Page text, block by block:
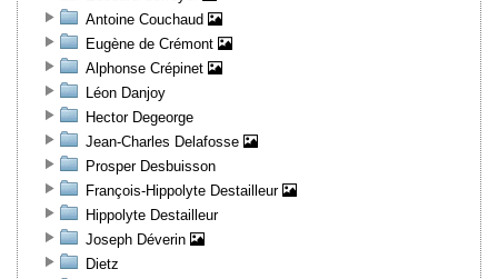
Antoine Couchaud
Eugène de Crémont
Alphonse Crépinet
Léon Danjoy
Hector Degeorge
Jean-Charles Delafosse
Prosper Desbuisson
François-Hippolyte Destailleur
Hippolyte Destailleur
Joseph Déverin
Dietz